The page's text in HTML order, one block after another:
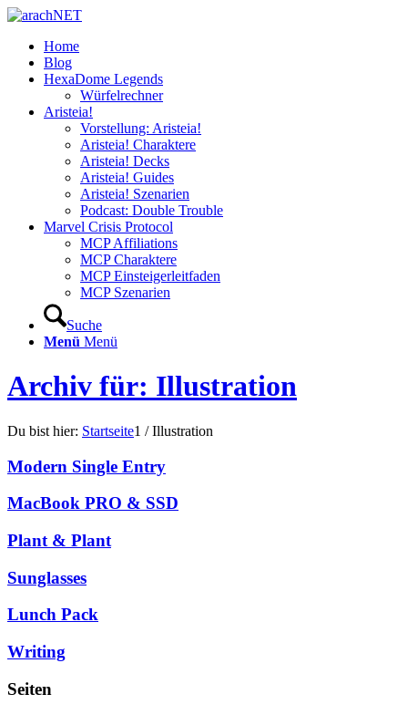
Home
Blog
HexaDome Legends
Würfelrechner
Aristeia!
Vorstellung: Aristeia!
Aristeia! Charaktere
Aristeia! Decks
Aristeia! Guides
Aristeia! Szenarien
Podcast: Double Trouble
Marvel Crisis Protocol
MCP Affiliations
MCP Charaktere
MCP Einsteigerleitfaden
MCP Szenarien
Suche
Menü Menü
Archiv für: Illustration
Du bist hier: Startseite1 / Illustration
Modern Single Entry
MacBook PRO & SSD
Plant & Plant
Sunglasses
Lunch Pack
Writing
Seiten